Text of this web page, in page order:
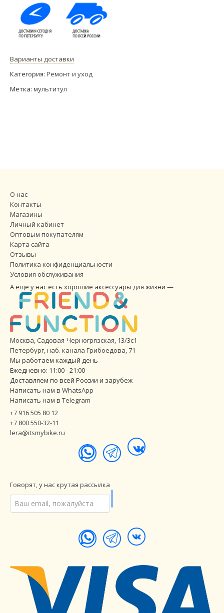
Варианты доставки
Категория: Ремонт и уход
Метка: мультитул
О нас
Контакты
Магазины
Личный кабинет
Оптовым покупателям
Карта сайта
Отзывы
Политика конфиденциальности
Условия обслуживания
А ещё у нас есть хорошие аксессуары для жизни —
Москва, Садовая-Черногрязская, 13/3с1
Петербург,наб. канала Грибоедова, 71
Мы работаем каждый день
Ежедневно: 11:00 - 21:00
Доставляем по всей России и зарубеж
Написать нам в WhatsApp
Написать нам в Telegram
+7 916 505 80 12
+7 800 550-32-11
lera@itsmybike.ru
Говорят, у нас крутая рассылка